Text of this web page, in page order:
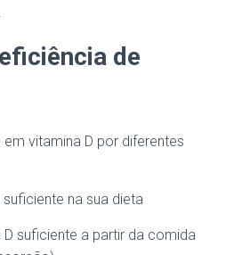
de
vitamina D por diferentes
na sua dieta
D suficiente a partir da comida